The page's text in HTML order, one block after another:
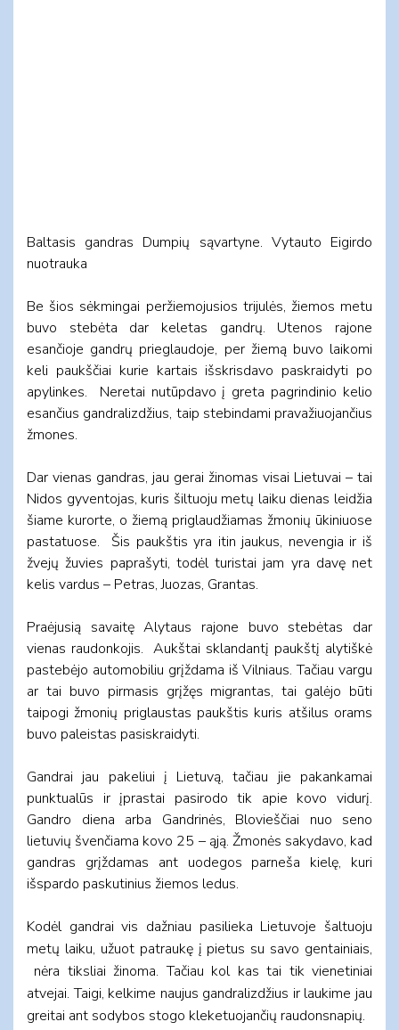
Baltasis gandras Dumpių sąvartyne. Vytauto Eigirdo
nuotrauka
Be šios sėkmingai peržiemojusios trijulės, žiemos metu
buvo stebėta dar keletas gandrų. Utenos rajone
esančioje gandrų prieglaudoje, per žiemą buvo laikomi
keli paukščiai kurie kartais išskrisdavo paskraidyti po
apylinkes. Neretai nutūpdavo į greta pagrindinio kelio
esančius gandralizdžius, taip stebindami pravažiuojančius
žmones.
Dar vienas gandras, jau gerai žinomas visai Lietuvai – tai
Nidos gyventojas, kuris šiltuoju metų laiku dienas leidžia
šiame kurorte, o žiemą priglaudžiamas žmonių ūkiniuose
pastatuose. Šis paukštis yra itin jaukus, nevengia ir iš
žvejų žuvies paprašyti, todėl turistai jam yra davę net
kelis vardus – Petras, Juozas, Grantas.
Praėjusią savaitę Alytaus rajone buvo stebėtas dar
vienas raudonkojis. Aukštai sklandantį paukštį alytiškė
pastebėjo automobiliu grįždama iš Vilniaus. Tačiau vargu
ar tai buvo pirmasis grįžęs migrantas, tai galėjo būti
taipogi žmonių priglaustas paukštis kuris atšilus orams
buvo paleistas pasiskraidyti.
Gandrai jau pakeliui į Lietuvą, tačiau jie pakankamai
punktualūs ir įprastai pasirodo tik apie kovo vidurį.
Gandro diena arba Gandrinės, Blovieščiai nuo seno
lietuvių švenčiama kovo 25 – ąją. Žmonės sakydavo, kad
gandras grįždamas ant uodegos parneša kielę, kuri
išspardo paskutinius žiemos ledus.
Kodėl gandrai vis dažniau pasilieka Lietuvoje šaltuoju
metų laiku, užuot patraukę į pietus su savo gentainiais,
nėra tiksliai žinoma. Tačiau kol kas tai tik vienetiniai
atvejai. Taigi, kelkime naujus gandralizdžius ir laukime jau
greitai ant sodybos stogo kleketuojančių raudonsnapių.